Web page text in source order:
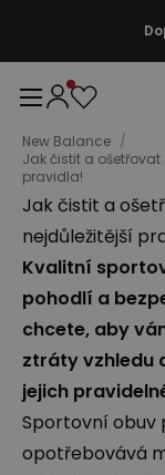
New Balance /
Jak čistit a
pravidla!
Jak čistit a
nejdůležitější
Kvalitní
pohodlí a
chcete, aby
ztráty vzhledu
jejich
Sportovní obuv
opotřebovává